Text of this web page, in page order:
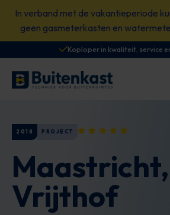
content
In verband met de vakantieperiode
geen gasmeterkasten en
Koploper in kwaliteit, service
Maastricht,
Vrijthof
2018 PROJECT